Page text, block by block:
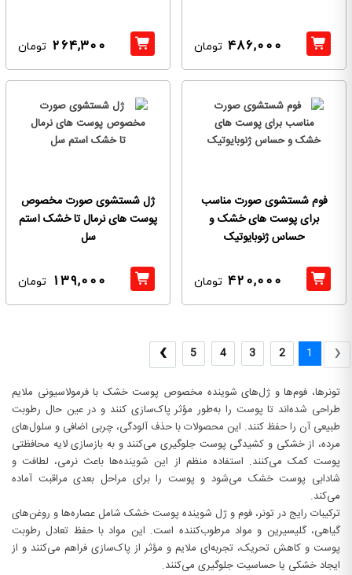
486,000 تومان 264,300 تومان
فوم شستشوی صورت مناسب
برای پوست های خشک و
حساس ژنوبایوتیک
420,000 تومان
ژل شستشوی صورت مخصوص
پوست های نرمال تا خشک استم
سل
139,000 تومان
‹
1
2
3
4
5
›
تونرها، فوم‌ها و ژل‌های شوینده مخصوص پوست خشک با فرمولاسیونی ملایم
طراحی شده‌اند تا پوست را به‌طور مؤثر پاک‌سازی کنند و در عین حال رطوبت
طبیعی آن را حفظ کنند. این محصولات با حذف آلودگی، چربی اضافی و سلول‌های
مرده، از خشکی و کشیدگی پوست جلوگیری می‌کنند و به بازسازی لایه محافظتی
پوست کمک می‌کنند. استفاده منظم از این شوینده‌ها باعث نرمی، لطافت و
شادابی پوست خشک می‌شود و پوست را برای مراحل بعدی مراقبت آماده
می‌کند.
ترکیبات رایج در تونر، فوم و ژل شوینده پوست خشک شامل عصاره‌ها و روغن‌های
گیاهی، گلیسیرین و مواد مرطوب‌کننده است. این مواد با حفظ تعادل رطوبت
پوست و کاهش تحریک، تجربه‌ای ملایم و مؤثر از پاک‌سازی فراهم می‌کنند و از
ایجاد خشکی یا حساسیت جلوگیری می‌کنند.